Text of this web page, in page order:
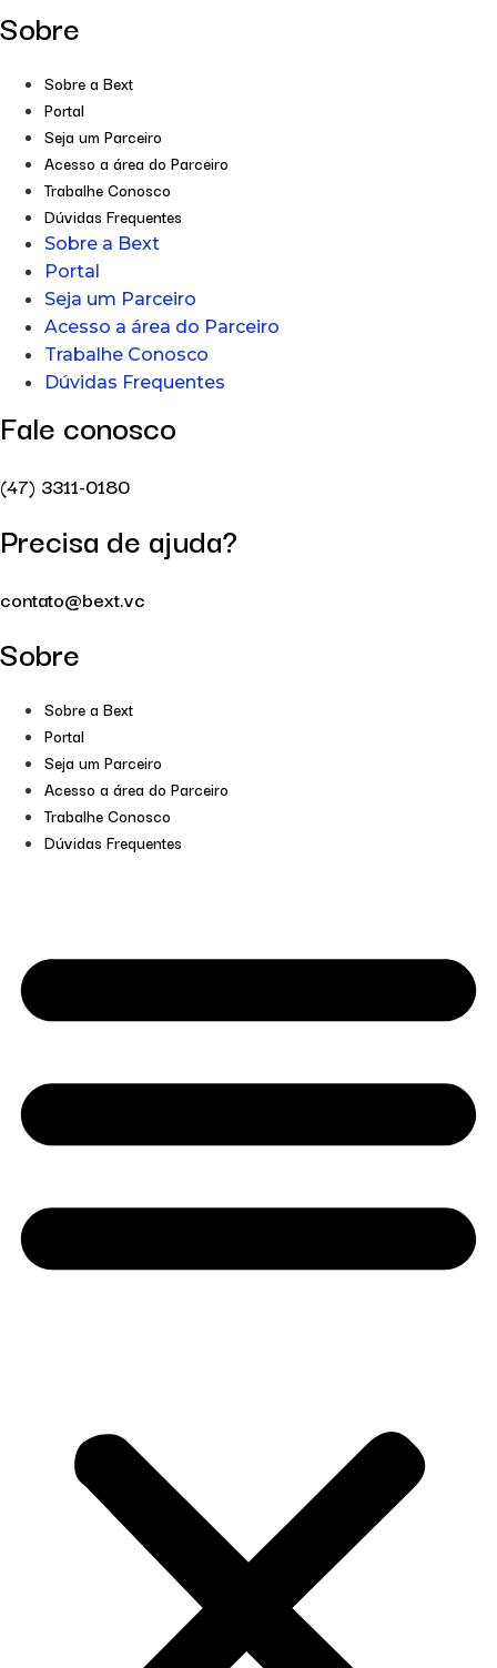
Sobre
Sobre a Bext
Portal
Seja um Parceiro
Acesso a área do Parceiro
Trabalhe Conosco
Dúvidas Frequentes
Sobre a Bext
Portal
Seja um Parceiro
Acesso a área do Parceiro
Trabalhe Conosco
Dúvidas Frequentes
Fale conosco
(47) 3311-0180
Precisa de ajuda?
contato@bext.vc
Sobre
Sobre a Bext
Portal
Seja um Parceiro
Acesso a área do Parceiro
Trabalhe Conosco
Dúvidas Frequentes